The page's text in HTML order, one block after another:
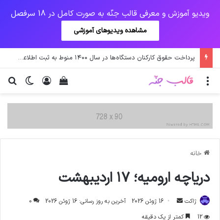
ویدیو آموزش و معرفی قالب جنّه به صورت کامل در 18 سرفصل
مشاهده ویدیوهای آموزشی
پرداخت حقوق کارکنان دستگاه‌ها در سال ۱۴۰۰ منوط به ثبت اطلاعات کارکنان در سامانه شد
تغییر ورود
دیدن سبد خرید منو
خانه
دریاچه ارومیه؛ ۱۷ اردیبهشت
ژاکت
ارسال
ایمیل
16 ژوئن 2026 آخرین به روز رسانی: 16 ژوئن 2026
0
12
کمتر از یک دقیقه